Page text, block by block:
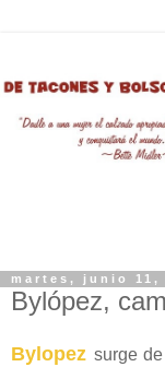
martes, junio 11,
Bylópez,
Bylopez surge